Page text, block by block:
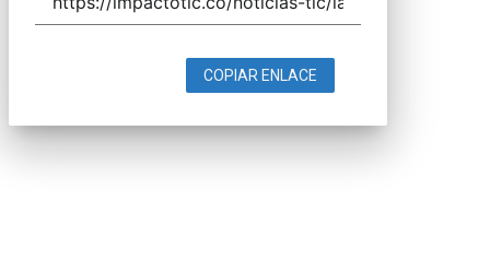
COPIAR ENLACE